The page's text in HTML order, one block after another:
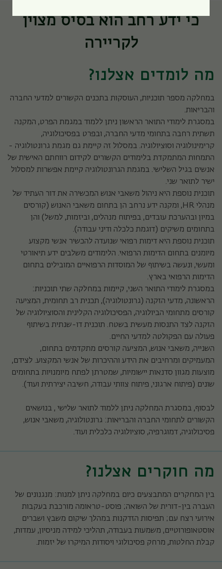
כי ידע רחב הוא בסיס מצוין
לקריירה
מה לומדים אצלנו?
במחלקה מספר תוכניות, העוסקות בתכנים הקשורים למדעי החברה
והבריאות.
במסגרת לימודי התואר הראשון ניתן ללמוד במגמת הפרט, המקנה
תשתית רחבה בתחומי מדעי החברה, ובפרט בפסיכולוגיה,
קרימינולוגיה וסוציולוגיה. במסלול זה קיימת גם מגמת גרונטולוגיה -
התמחות המתמקדת בלימודים הקשורים לקידום רווחתם האישית של
אנשים בגיל השלישי. במגמת הגרונטולוגיה קיימת אפשרות למסלול
ישיר לתואר שני.
תוכנית נוספת היא ניהול משאבי אנוש המכשירה את דור העתיד של
מנהלי HR, ומקנה ידע נרחב הן בתחום משאבי האנוש (קורסים
במיון ובהערכת עובדים, בפיתוח מנהלים, וביזמות, למשל) והן
בתחומים משיקים (דוגמת כלכלה ודיני עבודה).
תוכנית נוספת היא דימות רפואי שנועדה להכשיר אנשי מקצוע
מיומנים בתחום הדימות הרפואי. הלימודים משלבים ידע תיאורטי
ומעשי, ונעשה בשיתוף של המוסדות הרפואיים המובילים בתחום
הדימות הרפואי בארץ.
במסגרת לימודי התואר השני, קיימות במחלקה שתי תוכניות:
הראשונה, מדעי הזקנה (גרונטולוגיה), תכנית רב תחומית, המציעה
קורסים מתחומי הביולוגיה, הפסיכולוגיה הקלינית והסוציולוגיה של
הזקנה לצד התנסות מעשית בשטח. תוכנית דו-שנתית בשיתוף
פעולה עם הפקולטה למדעי החיים.
השנייה, משאבי אנוש, המציעה קורסים מתקדמים בתחום,
המעמיקים ומרחיבים את הידע וההיכרות של אנשי המקצוע. לצידם,
מוצעות מגוון סדנאות יישומיות, שמטרתן לפתח מיומנויות בתחומים
שונים (פיתוח ארגוני, פיתוח צוותי עבודה, חשיבה יצירתית ועוד).
לבסוף, במסגרת המחלקה ניתן ללמוד לתואר שלישי , בנושאים
הקשורים לתחומי החברה והבריאות: גרונטולוגיה, משאבי אנוש,
פסיכולוגיה, דמוגרפיה, סוציולוגיה כלכלית ועוד.
מה חוקרים אצלנו?
בין המחקרים המתבצעים כיום במחלקה ניתן למנות: מנגנונים של
העברה בין-דורית של השואה; פוסט-טראומה מורכבת בעקבות
אירועי רצח עם; תפיסות הזדקנות במהלך שיקום משבץ ושברים
אוסטאופורוטיים, משמעות בעבודה, תהליכי למידה מניסיון, עמדות,
קבלת החלטות, מרחק פסיכולוגי ויסודות המיקרו של יזמות.